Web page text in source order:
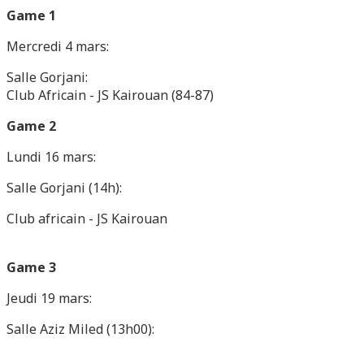
Game 1
Mercredi 4 mars:
Salle Gorjani:
Club Africain - JS Kairouan (84-87)
Game 2
Lundi 16 mars:
Salle Gorjani (14h):
Club africain - JS Kairouan
Game 3
Jeudi 19 mars:
Salle Aziz Miled (13h00):